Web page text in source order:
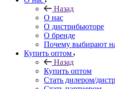
Назад
О нас
О дистрибьюторе
О бренде
Почему выбирают
Купить оптом
Назад
Купить оптом
Стать дилером/